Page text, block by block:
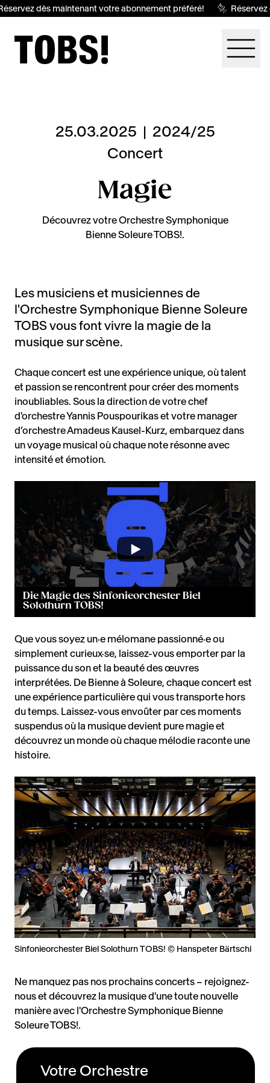
dès maintenant votre abonnement préféré! Réservez
25.03.2025 | 2024/25
Concert
Magie
Découvrez votre Orchestre Symphonique
Bienne Soleure TOBS!.
Les musiciens et musiciennes de
l'Orchestre Symphonique Bienne Soleure
TOBS vous font vivre la magie de la
musique sur scène.
Chaque concert est une expérience unique, où talent
et passion se rencontrent pour créer des moments
inoubliables. Sous la direction de votre chef
d'orchestre Yannis Pouspourikas et votre manager
d’orchestre Amadeus Kausel-Kurz, embarquez dans
un voyage musical où chaque note résonne avec
intensité et émotion.
Die Magie des Sinfonieorchester Biel
Solothurn TOBS!
Que vous soyez un·e mélomane passionné·e ou
simplement curieux·se, laissez-vous emporter par la
puissance du son et la beauté des œuvres
interprétées. De Bienne à Soleure, chaque concert est
une expérience particulière qui vous transporte hors
du temps. Laissez-vous envoûter par ces moments
suspendus où la musique devient pure magie et
découvrez un monde où chaque mélodie raconte une
histoire.
Sinfonieorchester Biel Solothurn TOBS! © Hanspeter Bärtschi
Ne manquez pas nos prochains concerts – rejoignez-
nous et découvrez la musique d'une toute nouvelle
manière avec l'Orchestre Symphonique Bienne
Soleure TOBS!.
Votre Orchestre